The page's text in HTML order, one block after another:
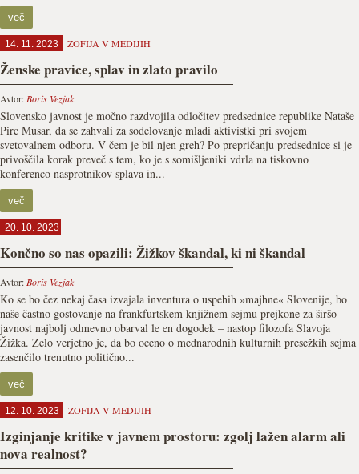
več
14. 11. 2023 ZOFIJA V MEDIJIH
Ženske pravice, splav in zlato pravilo
Avtor: Boris Vezjak
Slovensko javnost je močno razdvojila odločitev predsednice republike Nataše
Pirc Musar, da se zahvali za sodelovanje mladi aktivistki pri svojem
svetovalnem odboru. V čem je bil njen greh? Po prepričanju predsednice si je
privoščila korak preveč s tem, ko je s somišljeniki vdrla na tiskovno
konferenco nasprotnikov splava in...
več
20. 10. 2023
Končno so nas opazili: Žižkov škandal, ki ni škandal
Avtor: Boris Vezjak
Ko se bo čez nekaj časa izvajala inventura o uspehih »majhne« Slovenije, bo
naše častno gostovanje na frankfurtskem knjižnem sejmu prejkone za širšo
javnost najbolj odmevno obarval le en dogodek – nastop filozofa Slavoja
Žižka. Zelo verjetno je, da bo oceno o mednarodnih kulturnih presežkih sejma
zasenčilo trenutno politično...
več
12. 10. 2023 ZOFIJA V MEDIJIH
Izginjanje kritike v javnem prostoru: zgolj lažen alarm ali
nova realnost?